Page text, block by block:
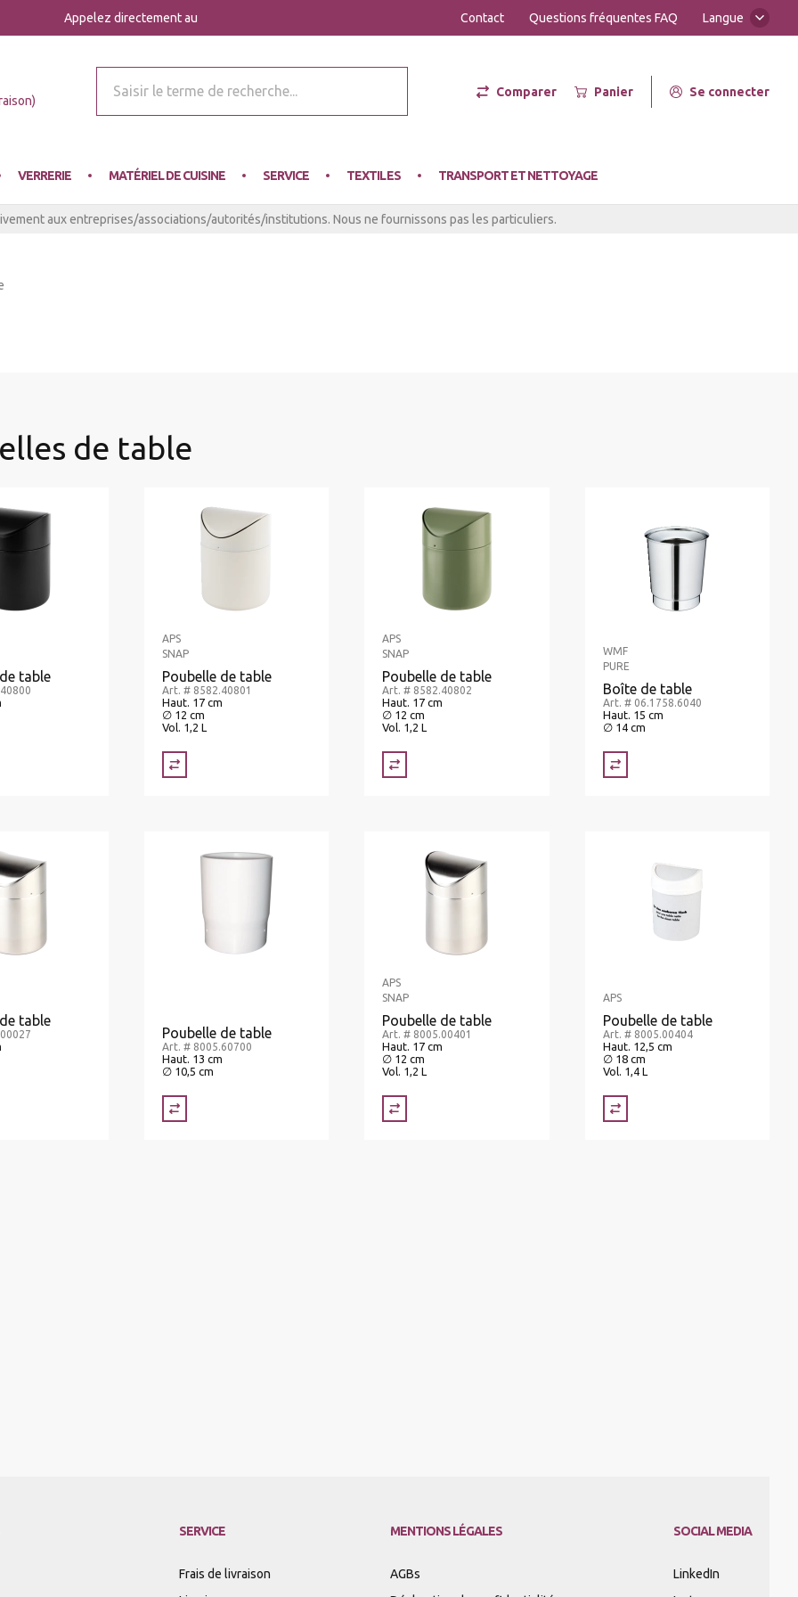
Appelez directement au Contact Questions fréquentes FAQ Langue
Meyer
Comparer Panier Se connecter
VERRERIE MATÉRIEL DE CUISINE SERVICE TEXTILES TRANSPORT ET NETTOYAGE
aux entreprises/associations/autorités/institutions. Nous ne fournissons pas les particuliers.
de table
table
APS
SNAP
Poubelle de table
Art. # 8582.40801
Haut. 17 cm
∅ 12 cm
Vol. 1,2 L
APS
SNAP
Poubelle de table
Art. # 8582.40802
Haut. 17 cm
∅ 12 cm
Vol. 1,2 L
WMF
PURE
Boîte de table
Art. # 06.1758.6040
Haut. 15 cm
∅ 14 cm
table
Poubelle de table
Art. # 8005.60700
Haut. 13 cm
∅ 10,5 cm
APS
SNAP
Poubelle de table
Art. # 8005.00401
Haut. 17 cm
∅ 12 cm
Vol. 1,2 L
APS
Poubelle de table
Art. # 8005.00404
Haut. 12,5 cm
∅ 18 cm
Vol. 1,4 L
SERVICE
Frais de livraison
MENTIONS LÉGALES
AGBs
SOCIAL MEDIA
LinkedIn